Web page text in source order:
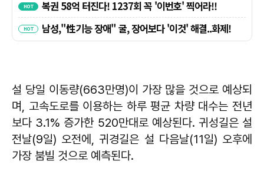
설 당일 이동량(663만명)이 가장 많을 것으로 예상되
며, 고속도로를 이용하는 하루 평균 차량 대수는 전년
보다 3.1% 증가한 520만대로 예상된다. 귀성길은 설
전날(9일) 오전에, 귀경길은 설 다음날(11일) 오후에
가장 붐빌 것으로 예측된다.